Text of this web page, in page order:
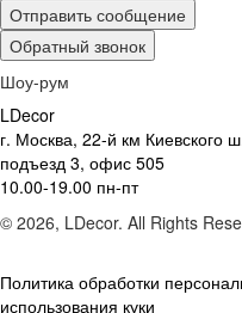
Отправить сообщение
Обратный звонок
Шоу-рум
LDecor
г. Москва, 22-й км Киевского
подъезд 3, офис 505
10.00-19.00 пн-пт
© 2026, LDecor. All Rights
Политика обработки
использования куки